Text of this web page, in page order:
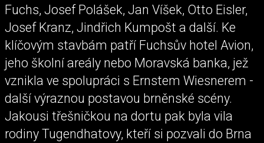
Fuchs, Josef Polášek, Jan Víšek, Otto Eisler,
Josef Kranz, Jindřich Kumpošt a další. Ke
klíčovým stavbám patří Fuchsův hotel Avion,
jeho školní areály nebo Moravská banka, jež
vznikla ve spolupráci s Ernstem Wiesnerem -
další výraznou postavou brněnské scény.
Jakousi třešničkou na dortu pak byla vila
rodiny Tugendhatovy, kteří si pozvali do Brna